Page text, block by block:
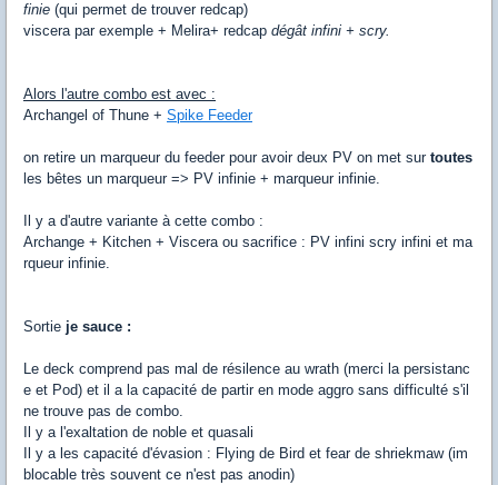
finie (qui permet de trouver redcap)
viscera par exemple + Melira+ redcap dégât infini + scry.
Alors l'autre combo est avec :
Archangel of Thune + Spike Feeder
on retire un marqueur du feeder pour avoir deux PV on met sur toutes
les bêtes un marqueur => PV infinie + marqueur infinie.
Il y a d'autre variante à cette combo :
Archange + Kitchen + Viscera ou sacrifice : PV infini scry infini et ma
rqueur infinie.
Sortie je sauce :
Le deck comprend pas mal de résilence au wrath (merci la persistanc
e et Pod) et il a la capacité de partir en mode aggro sans difficulté s'il
ne trouve pas de combo.
Il y a l'exaltation de noble et quasali
Il y a les capacité d'évasion : Flying de Bird et fear de shriekmaw (im
blocable très souvent ce n'est pas anodin)